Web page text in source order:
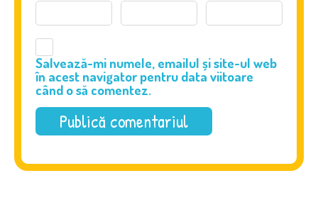
Salvează-mi numele, emailul și site-ul web
în acest navigator pentru data viitoare
când o să comentez.